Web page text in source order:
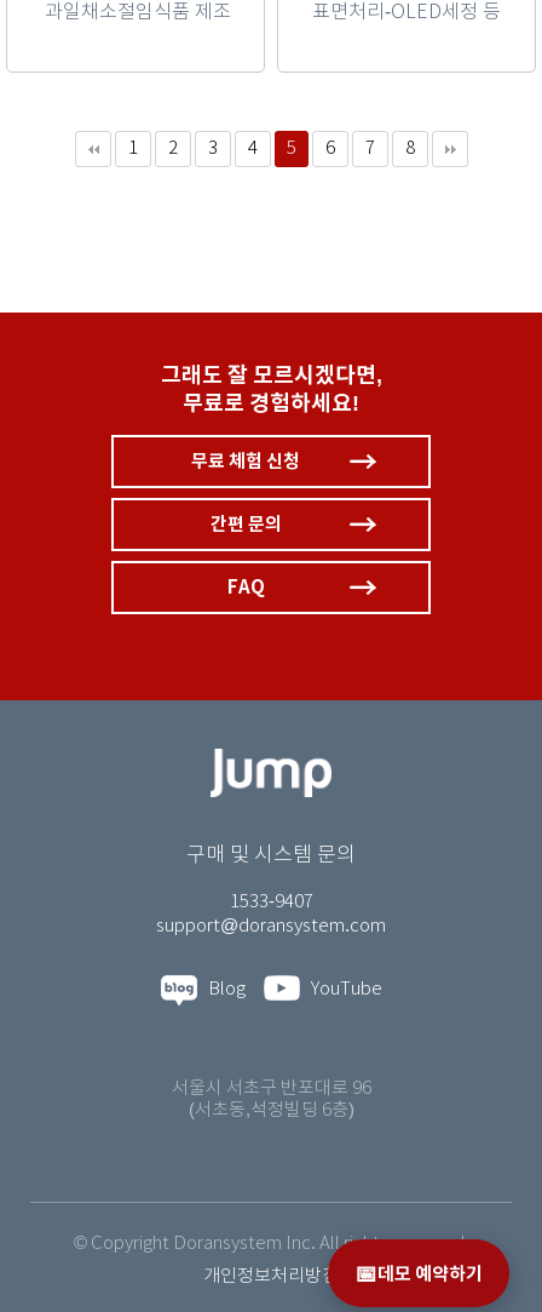
과일채소절임식품 제조 표면처리-OLED세정 등
1 2 3 4 5 6 7 8
그래도 잘 모르시겠다면,
무료로 경험하세요!
무료 체험 신청
간편 문의
FAQ
구매 및 시스템 문의
1533-9407
support@doransystem.com
Blog YouTube
서울시 서초구 반포대로 96
(서초동,석정빌딩 6층)
© Copyright Doransystem Inc. All rights reserved.
개인정보처리방침
📅데모 예약하기